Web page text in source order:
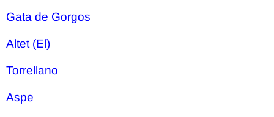
Gata de Gorgos
Altet (El)
Torrellano
Aspe